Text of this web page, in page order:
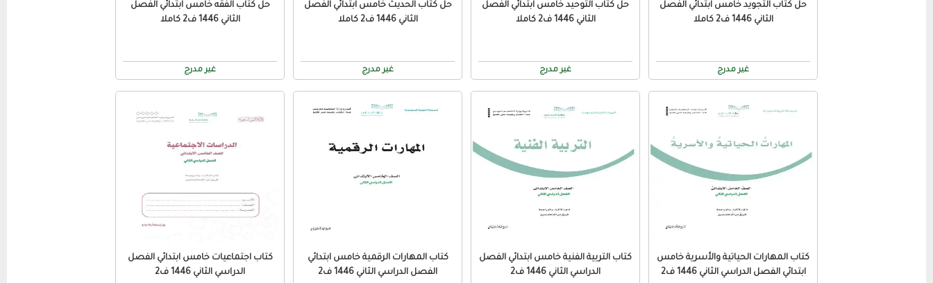
حل كتاب التجويد خامس ابتدائي الفصل
الثاني 1446 ف2 كاملا
غير مدرج
حل كتاب التوحيد خامس ابتدائي الفصل
الثاني 1446 ف2 كاملا
غير مدرج
حل كتاب الحديث خامس ابتدائي الفصل
الثاني 1446 ف2 كاملا
غير مدرج
حل كتاب الفقه خامس ابتدائي الفصل
الثاني 1446 ف2 كاملا
غير مدرج
كتاب المهارات الحياتية والأسرية خامس
ابتدائي الفصل الدراسي الثاني 1446 ف2
كتاب التربية الفنية خامس ابتدائي الفصل
الدراسي الثاني 1446 ف2
كتاب المهارات الرقمية خامس ابتدائي
الفصل الدراسي الثاني 1446 ف2
كتاب اجتماعيات خامس ابتدائي الفصل
الدراسي الثاني 1446 ف2